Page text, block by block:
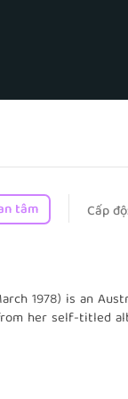
tâm Cấp
1978) is an
her self-titled